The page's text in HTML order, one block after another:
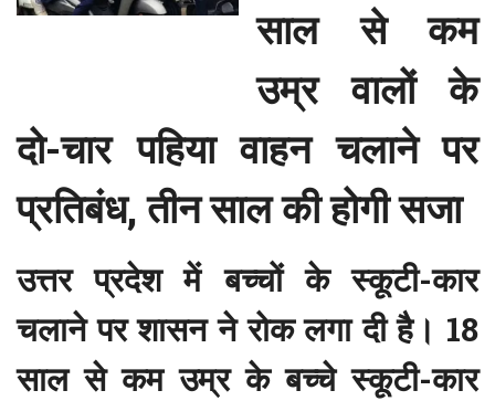
साल से कम
उम्र वालों के
दो-चार पहिया वाहन चलाने पर
प्रतिबंध, तीन साल की होगी सजा
उत्तर प्रदेश में बच्चों के स्कूटी-कार
चलाने पर शासन ने रोक लगा दी है। 18
साल से कम उम्र के बच्चे स्कूटी-कार